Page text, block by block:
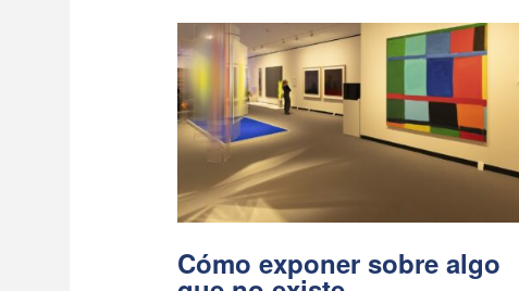
Cómo exponer sobre algo